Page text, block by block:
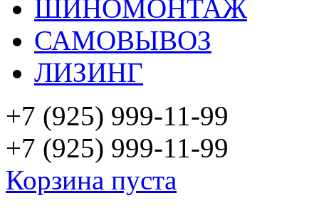
ШИНОМОНТАЖ
САМОВЫВОЗ
ЛИЗИНГ
+7 (925) 999-11-99
+7 (925) 999-11-99
Корзина пуста